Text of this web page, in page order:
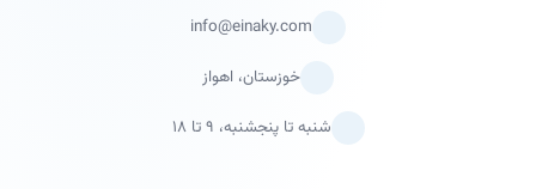
info@einaky.com
خوزستان، اهواز
شنبه تا پنجشنبه، ۹ تا ۱۸